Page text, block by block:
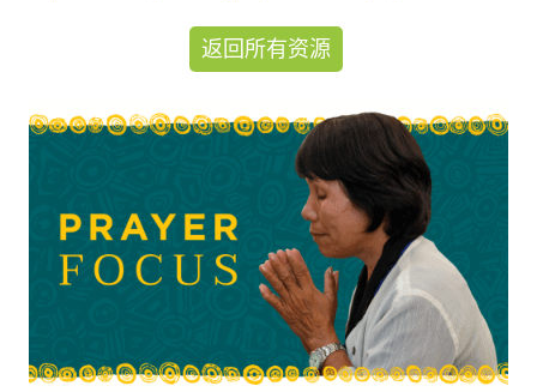
返回所有资源